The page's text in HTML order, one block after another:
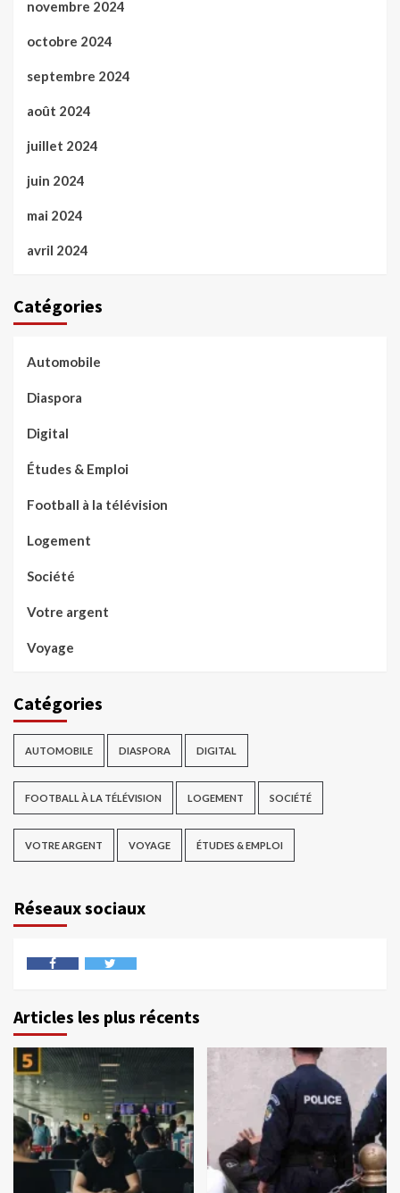
novembre 2024
octobre 2024
septembre 2024
août 2024
juillet 2024
juin 2024
mai 2024
avril 2024
Catégories
Automobile
Diaspora
Digital
Études & Emploi
Football à la télévision
Logement
Société
Votre argent
Voyage
Catégories
AUTOMOBILE DIASPORA DIGITAL
FOOTBALL À LA TÉLÉVISION LOGEMENT SOCIÉTÉ
VOTRE ARGENT VOYAGE ÉTUDES & EMPLOI
Réseaux sociaux
Articles les plus récents